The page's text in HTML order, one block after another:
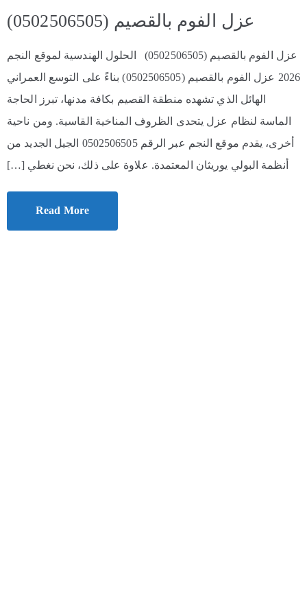
عزل الفوم بالقصيم (0502506505)
عزل الفوم بالقصيم (0502506505) الحلول الهندسية لموقع النجم
2026 عزل الفوم بالقصيم (0502506505) بناءً على التوسع العمراني
الهائل الذي تشهده منطقة القصيم بكافة مدنها، تبرز الحاجة
الماسة لنظام عزل يتحدى الظروف المناخية القاسية. ومن ناحية
أخرى، يقدم موقع النجم عبر الرقم 0502506505 الجيل الجديد من
أنظمة البولي يوريثان المعتمدة. علاوة على ذلك، نحن نغطي […]
Read More